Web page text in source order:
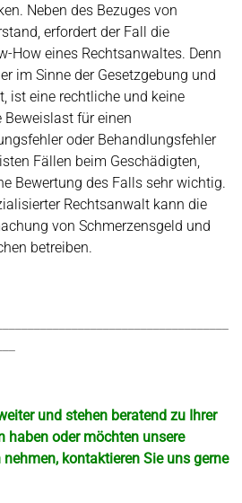
Neben des Bezuges von
erfordert der Fall die
How eines Rechtsanwaltes. Denn
im Sinne der Gesetzgebung und
ist eine rechtliche und keine
Beweislast für einen
oder Behandlungsfehler
Fällen beim Geschädigten,
Bewertung des Falls sehr wichtig.
Rechtsanwalt kann die
von Schmerzensgeld und
betreiben.
und stehen beratend zu Ihrer
haben oder möchten unsere
kontaktieren Sie uns gerne